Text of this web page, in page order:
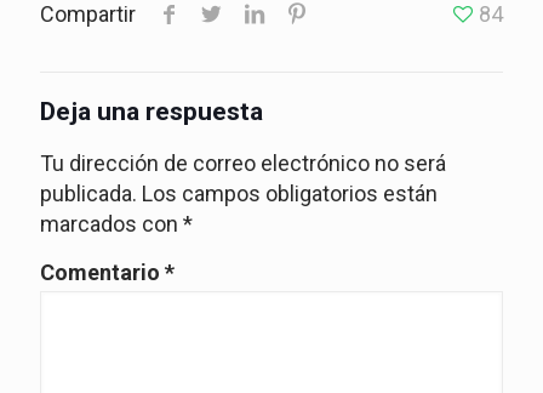
Compartir
84
Deja una respuesta
Tu dirección de correo electrónico no será
publicada. Los campos obligatorios están
marcados con *
Comentario *